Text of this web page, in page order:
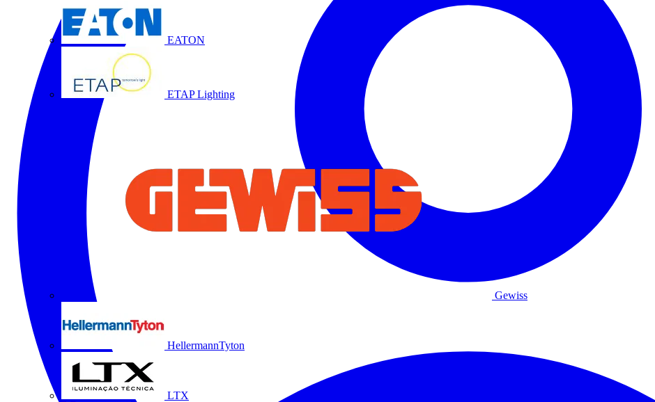
EATON
ETAP Lighting
Gewiss
HellermannTyton
LTX